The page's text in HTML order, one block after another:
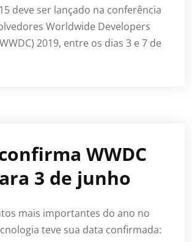
deve ser lançado na conferência
Worldwide Developers
2019, entre os dias 3 e 7 de
WWDC
3 de junho
mais importantes do ano no
teve sua data confirmada: